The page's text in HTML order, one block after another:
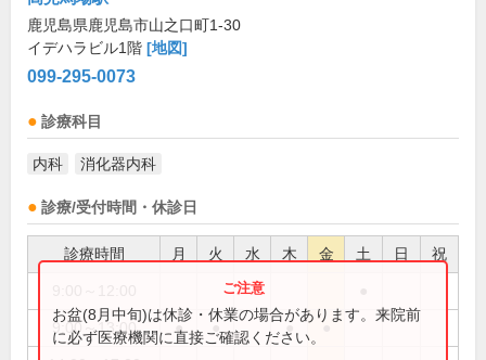
鹿児島県鹿児島市山之口町1-30
イデハラビル1階 [地図]
099-295-0073
診療科目
内科 消化器内科
診療/受付時間・休診日
診療時間 月 火 水 木 金 土 日 祝
9:00～13:00 ● ● ● ●
お盆(8月中旬)は休診・休業の場合があります。来院前
に必ず医療機関に直接ご確認ください。